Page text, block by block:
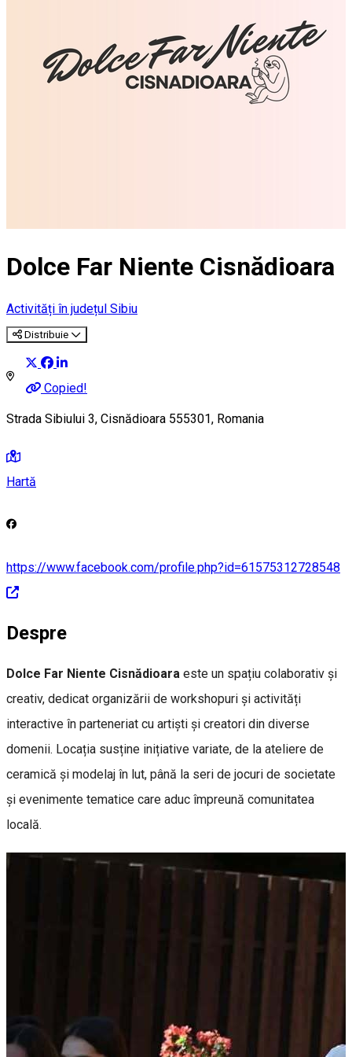
Dolce Far Niente Cisnădioara
Activități în județul Sibiu
Distribuie
Copied!
Strada Sibiului 3, Cisnădioara 555301, Romania
Hartă
https://www.facebook.com/profile.php?id=61575312728548
Despre
Dolce Far Niente Cisnădioara este un spațiu colaborativ și
creativ, dedicat organizării de workshopuri și activități
interactive în parteneriat cu artiști și creatori din diverse
domenii. Locația susține inițiative variate, de la ateliere de
ceramică și modelaj în lut, până la seri de jocuri de societate
și evenimente tematice care aduc împreună comunitatea
locală.